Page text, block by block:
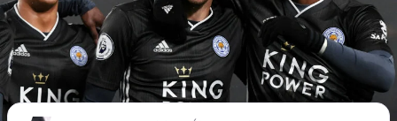
FUTEBOL INTERNACIONAL
COMO APOSTAR
MAIS ESPORTES